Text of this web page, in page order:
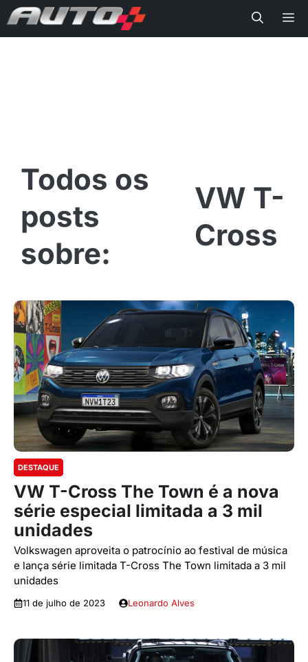
VW T-
Cross
DESTAQUE
VW T-Cross The Town é a nova
série especial limitada a 3 mil
unidades
Volkswagen aproveita o patrocínio ao festival de música
e lança série limitada T-Cross The Town limitada a 3 mil
unidades
11 de julho de 2023 Leonardo Alves